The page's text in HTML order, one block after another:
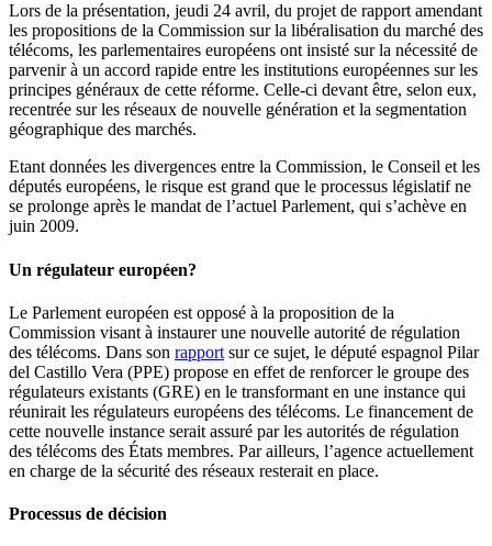
Lors de la présentation, jeudi 24 avril, du projet de rapport amendant
les propositions de la Commission sur la libéralisation du marché des
télécoms, les parlementaires européens ont insisté sur la nécessité de
parvenir à un accord rapide entre les institutions européennes sur les
principes généraux de cette réforme. Celle-ci devant être, selon eux,
recentrée sur les réseaux de nouvelle génération et la segmentation
géographique des marchés.
Etant données les divergences entre la Commission, le Conseil et les
députés européens, le risque est grand que le processus législatif ne
se prolonge après le mandat de l’actuel Parlement, qui s’achève en
juin 2009.
Un régulateur européen?
Le Parlement européen est opposé à la proposition de la
Commission visant à instaurer une nouvelle autorité de régulation
des télécoms. Dans son rapport sur ce sujet, le député espagnol Pilar
del Castillo Vera (PPE) propose en effet de renforcer le groupe des
régulateurs existants (GRE) en le transformant en une instance qui
réunirait les régulateurs européens des télécoms. Le financement de
cette nouvelle instance serait assuré par les autorités de régulation
des télécoms des États membres. Par ailleurs, l’agence actuellement
en charge de la sécurité des réseaux resterait en place.
Processus de décision